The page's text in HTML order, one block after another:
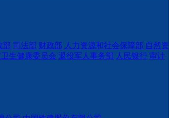
部 司法部 财政部 人力资源和社会保障部 自然资
卫生健康委员会 退役军人事务部 人民银行 审计